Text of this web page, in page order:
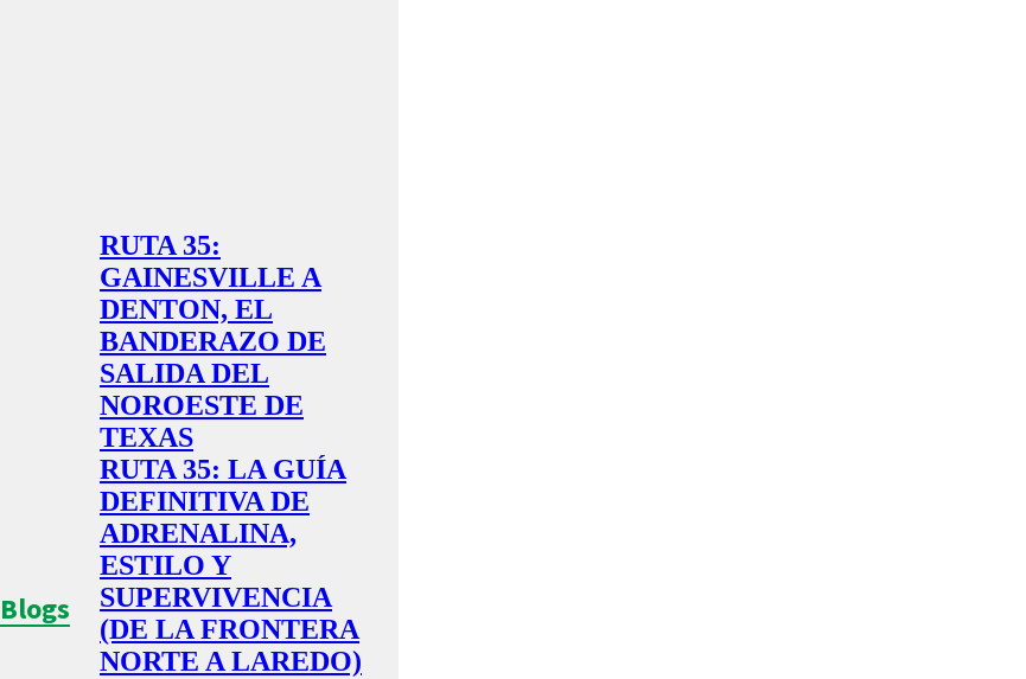
Blogs
RUTA 35:
GAINESVILLE A
DENTON, EL
BANDERAZO DE
SALIDA DEL
NOROESTE DE
TEXAS
RUTA 35: LA GUÍA
DEFINITIVA DE
ADRENALINA,
ESTILO Y
SUPERVIVENCIA
(DE LA FRONTERA
NORTE A LAREDO)